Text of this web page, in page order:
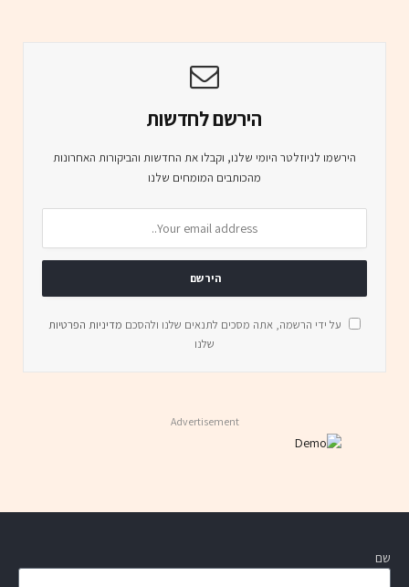
הירשם לחדשות
הירשמו לניוזלטר היומי שלנו, וקבלו את החדשות והביקורות האחרונות
מהכותבים המומחים שלנו
על ידי הרשמה, אתה מסכים לתנאים שלנו ולהסכם מדיניות הפרטיות
שלנו
Advertisement
שם